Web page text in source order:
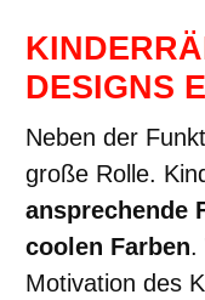
DESIGNS
Neben der
große Rolle.
ansprechende
coolen Farben.
Motivation des